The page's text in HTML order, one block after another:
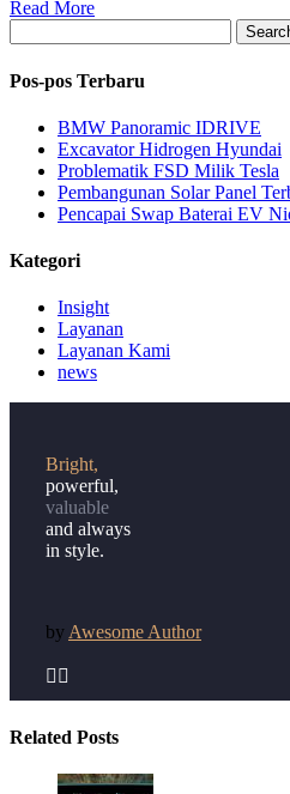
Read More
Pos-pos Terbaru
BMW Panoramic IDRIVE
Excavator Hidrogen Hyundai
Problematik FSD Milik Tesla
Pembangunan Solar Panel
Pencapai Swap Baterai EV
Kategori
Insight
Layanan
Layanan Kami
news
Bright,
powerful,
valuable
and always
in style.
by Awesome Author
 
Related Posts